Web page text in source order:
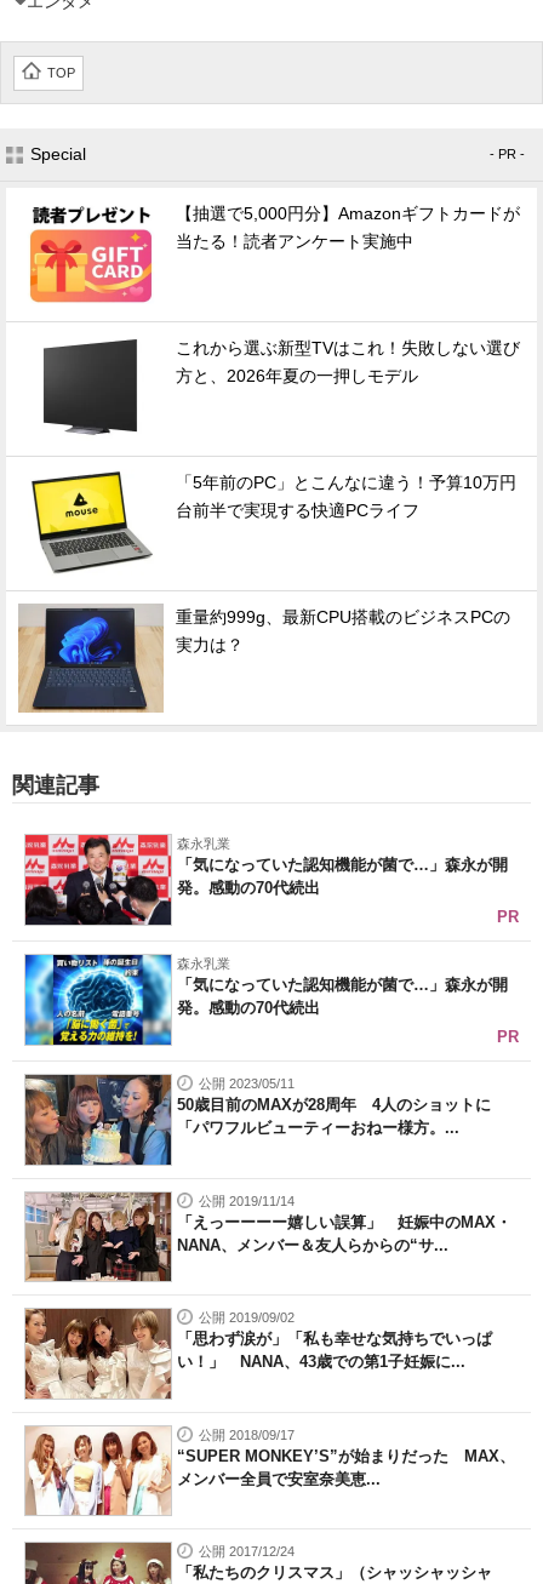
TOP
Special - PR -
【抽選で5,000円分】Amazonギフトカードが
当たる！読者アンケート実施中
これから選ぶ新型TVはこれ！失敗しない選び
方と、2026年夏の一押しモデル
「5年前のPC」とこんなに違う！予算10万円
台前半で実現する快適PCライフ
重量約999g、最新CPU搭載のビジネスPCの
実力は？
関連記事
森永乳業
「気になっていた認知機能が菌で…」森永が開
発。感動の70代続出
PR
森永乳業
「気になっていた認知機能が菌で…」森永が開
発。感動の70代続出
PR
公開 2023/05/11
50歳目前のMAXが28周年 4人のショットに
「パワフルビューティーおねー様方。...
公開 2019/11/14
「えっーーーー嬉しい誤算」 妊娠中のMAX・
NANA、メンバー＆友人らからの“サ...
公開 2019/09/02
「思わず涙が」「私も幸せな気持ちでいっぱ
い！」 NANA、43歳での第1子妊娠に...
公開 2018/09/17
“SUPER MONKEY’S”が始まりだった MAX、
メンバー全員で安室奈美恵...
公開 2017/12/24
「私たちのクリスマス」（シャッシャッシャ